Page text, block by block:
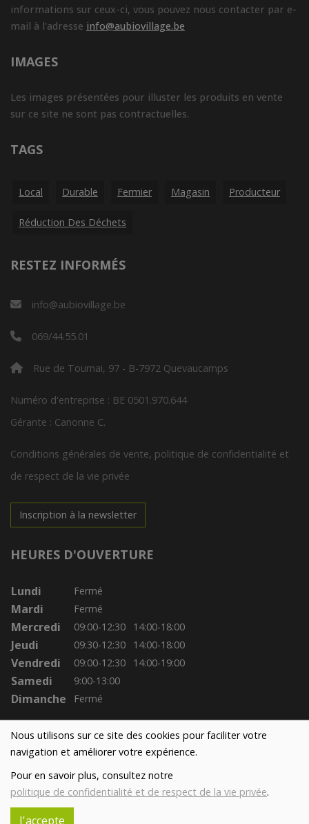
Nous utilisons sur ce site des cookies pour faciliter votre
navigation et améliorer votre expérience.
Pour en savoir plus, consultez notre
politique de confidentialité et de respect de la vie privée.
J'accepte
informations sur ceux-ci, vous pouvez nous contacter par e-
mail à l'adresse info@aubiovillage.be
IMAGES
Les images présentées pour illuster les produits en vente
sur ce site ne sont pas contractuelles.
TAGS
Local Durable Fermier Magasin Producteur
Réduction Des Déchets
RESTEZ INFORMÉS
info@aubiovillage.be
069/44.55.01
Rue de Tournai, 97 - B-7972 Quevaucamps
Numéro d'entreprise : BE 0501.970.644
Gérante : Canonne C.
Conditions générales de vente, politique de confidentialité et
de respect de la vie privée
Inscription à la newsletter
HEURES D'OUVERTURE
Lundi Fermé
Mardi Fermé
Mercredi 09:00-12:30 14:00-18:00
Jeudi 09:30-12:30 14:00-18:00
Vendredi 09:00-12:30 14:00-19:00
Samedi 9:00-13:00
Dimanche Fermé